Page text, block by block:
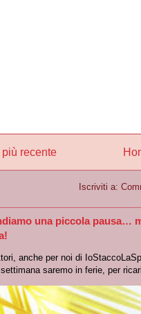
più recente
Iscriviti a:
una piccola pausa…
anche per noi di
saremo in ferie, per